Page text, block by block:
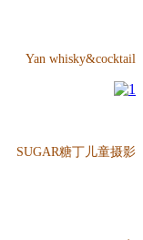
Yan whisky&cocktail
SUGAR糖丁儿童摄影